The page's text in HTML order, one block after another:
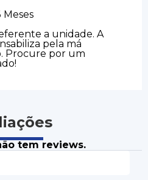
Meses
a unidade. A
pela má
Procure por um
tem reviews.